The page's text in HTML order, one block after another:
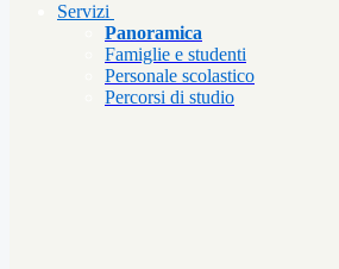
Servizi
Panoramica
Famiglie e studenti
Personale scolastico
Percorsi di studio